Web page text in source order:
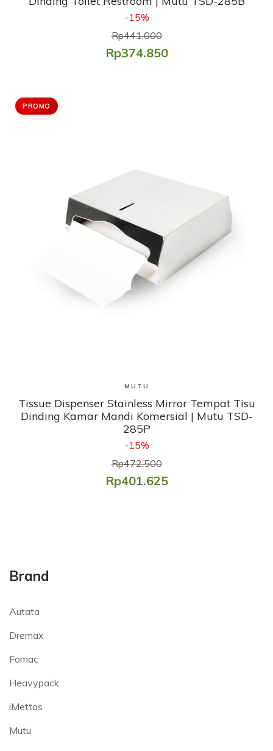
Brand
Autata
Dremax
Fomac
Heavypack
iMettos
Mutu
-15%
Rp441.000
Rp374.850
PROMO
Lihat Produk
MUTU
Tissue Dispenser Stainless Mirror Tempat Tisu
Dinding Kamar Mandi Komersial | Mutu TSD-
285P
-15%
Rp472.500
Rp401.625